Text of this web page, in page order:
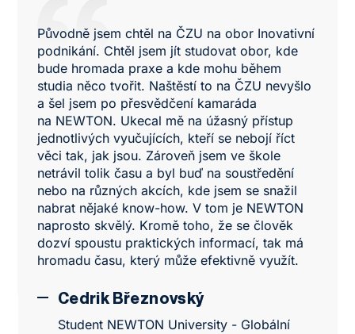
Původně jsem chtěl na ČZU na obor Inovativní
podnikání. Chtěl jsem jít studovat obor, kde
bude hromada praxe a kde mohu během
studia něco tvořit. Naštěstí to na ČZU nevyšlo
a šel jsem po přesvědčení kamaráda
na NEWTON. Ukecal mě na úžasný přístup
jednotlivých vyučujících, kteří se nebojí říct
věci tak, jak jsou. Zároveň jsem ve škole
netrávil tolik času a byl buď na soustředění
nebo na různých akcích, kde jsem se snažil
nabrat nějaké know-how. V tom je NEWTON
naprosto skvělý. Kromě toho, že se člověk
dozví spoustu praktických informací, tak má
hromadu času, který může efektivně využít.
Cedrik Březnovský
Student NEWTON University - Globální